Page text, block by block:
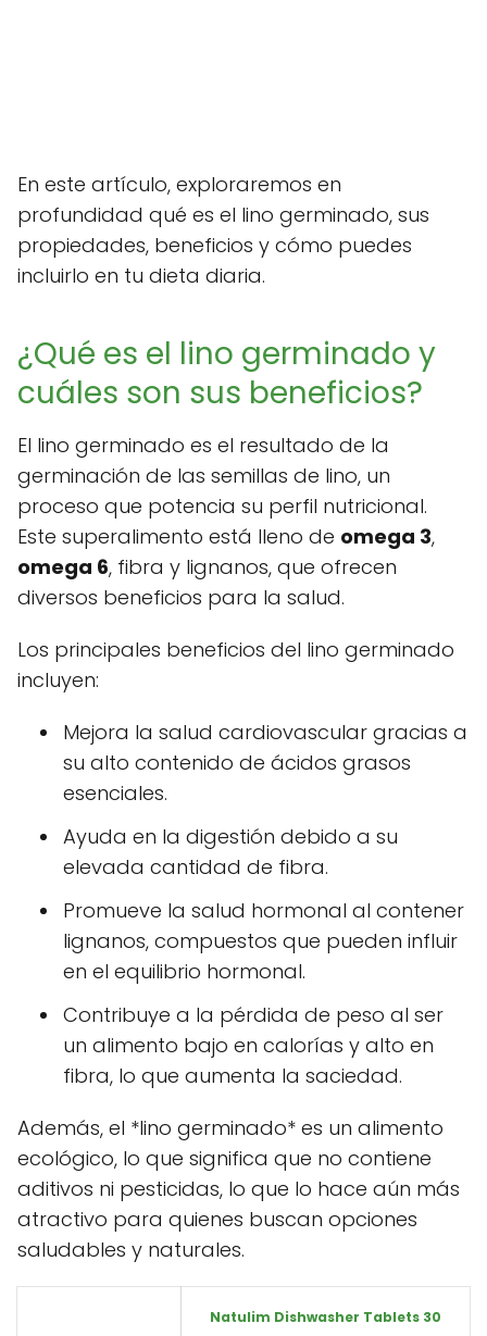
En este artículo, exploraremos en
profundidad qué es el lino germinado, sus
propiedades, beneficios y cómo puedes
incluirlo en tu dieta diaria.
¿Qué es el lino germinado y
cuáles son sus beneficios?
El lino germinado es el resultado de la
germinación de las semillas de lino, un
proceso que potencia su perfil nutricional.
Este superalimento está lleno de omega 3,
omega 6, fibra y lignanos, que ofrecen
diversos beneficios para la salud.
Los principales beneficios del lino germinado
incluyen:
Mejora la salud cardiovascular gracias a
su alto contenido de ácidos grasos
esenciales.
Ayuda en la digestión debido a su
elevada cantidad de fibra.
Promueve la salud hormonal al contener
lignanos, compuestos que pueden influir
en el equilibrio hormonal.
Contribuye a la pérdida de peso al ser
un alimento bajo en calorías y alto en
fibra, lo que aumenta la saciedad.
Además, el *lino germinado* es un alimento
ecológico, lo que significa que no contiene
aditivos ni pesticidas, lo que lo hace aún más
atractivo para quienes buscan opciones
saludables y naturales.
Natulim Dishwasher Tablets 30